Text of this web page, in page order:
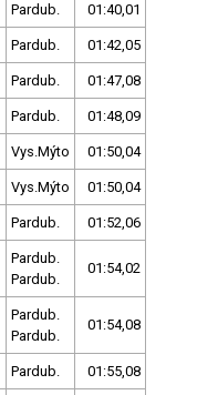
Pardub. 01:40,01
Pardub. 01:42,05
Pardub. 01:47,08
Pardub. 01:48,09
Vys.Mýto 01:50,04
Vys.Mýto 01:50,04
Pardub. 01:52,06
Pardub.
Pardub.
01:54,02
Pardub.
Pardub.
01:54,08
Pardub. 01:55,08